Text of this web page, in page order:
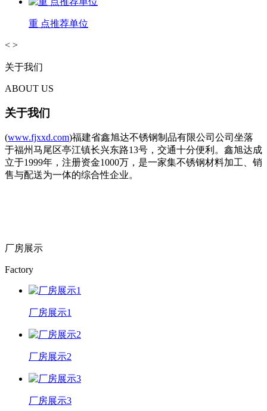
重 点推荐单位
< >
关于我们
ABOUT US
关于我们
(www.fjxxd.com)福建省鑫旭达不锈钢制品有限公司公司坐落
于福州马尾区亭江镇长兴东路13号，交通十分便利。鑫旭达成
立于1999年，注册资金1000万，是一家集不锈钢材料加工、销
售与配送为一体的综合性企业。
厂房展示
Factory
厂房展示1
厂房展示2
厂房展示3